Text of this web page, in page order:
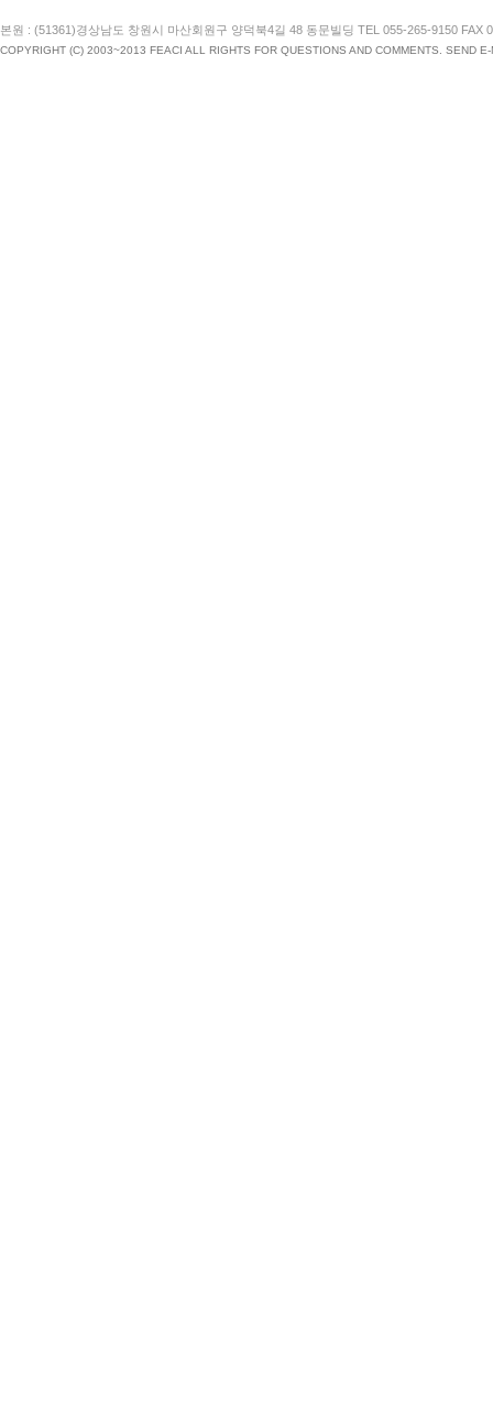
본원 : (51361)경상남도 창원시 마산회원구 양덕북4길 48 동문빌딩 TEL 055-265-9150 FAX
COPYRIGHT (C) 2003~2013 FEACI ALL RIGHTS FOR QUESTIONS AND COMMENTS. SEND